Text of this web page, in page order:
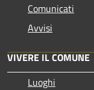
Comunicati
Avvisi
VIVERE IL COMUNE
Luoghi